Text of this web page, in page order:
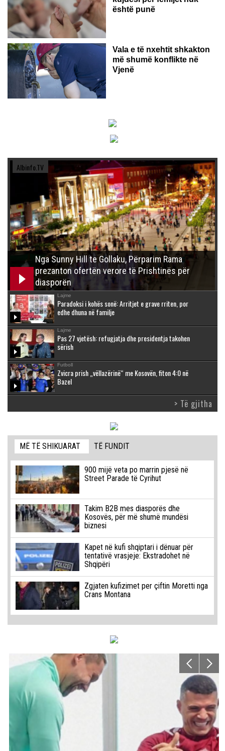
është punë
Vala e të nxehtit shkakton
më shumë konflikte në
Vjenë
Albinfo.TV
Nga Sunny Hill te Gollaku, Përparim Rama
prezanton ofertën verore të Prishtinës për
diasporën
Lajme
Paradoksi i kohës sonë: Arritjet e grave rriten, por
edhe dhuna në familje
Lajme
Pas 27 vjetësh: refugjatja dhe presidentja takohen
sërish
Futboll
Zvicra prish „vëllazërinë“ me Kosovën, fiton 4:0 në
Bazel
> Të gjitha
MË TË SHIKUARAT TË FUNDIT
900 mijë veta po marrin pjesë në
Street Parade të Cyrihut
Takim B2B mes diasporës dhe
Kosovës, për më shumë mundësi
biznesi
Kapet në kufi shqiptari i dënuar për
tentativë vrasjeje: Ekstradohet në
Shqipëri
Zgjaten kufizimet per çiftin Moretti nga
Crans Montana